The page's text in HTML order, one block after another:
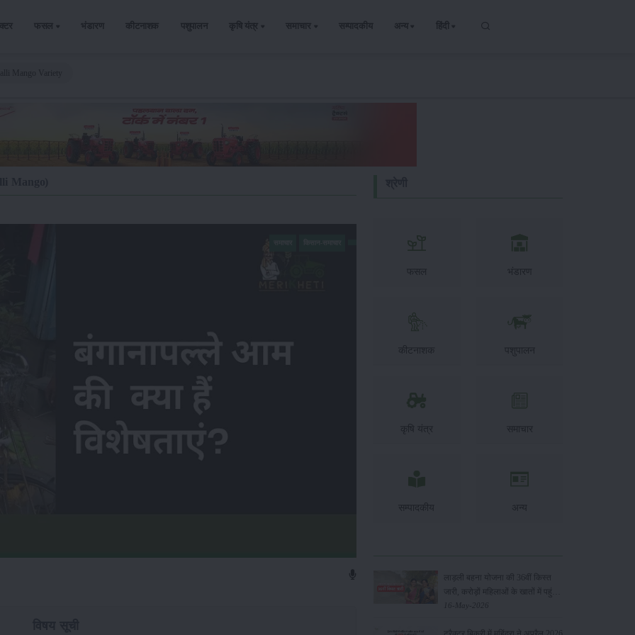
फसल भंडारण कीटनाशक पशुपालन कृषि यंत्र समाचार सम्पादकीय अन्य हिंदी
फसल भंडारण
कीटनाशक पशुपालन
कृषि यंत्र समाचार
सम्पादकीय अन्य
लाड़ली बहना योजना की 36वीं किस्त
जारी, करोड़ों महिलाओं के खातों में पहुंचे
1500 रुपये
16-May-2026